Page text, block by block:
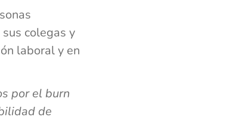
colegas y
laboral y en
por el burn
de